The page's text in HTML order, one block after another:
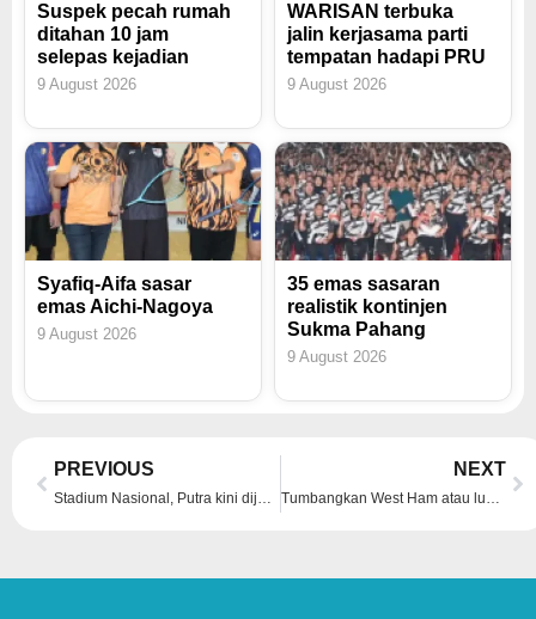
Suspek pecah rumah
ditahan 10 jam
selepas kejadian
9 August 2026
WARISAN terbuka
jalin kerjasama parti
tempatan hadapi PRU
9 August 2026
Syafiq-Aifa sasar
emas Aichi-Nagoya
9 August 2026
35 emas sasaran
realistik kontinjen
Sukma Pahang
9 August 2026
Prev
PREVIOUS
Stadium Nasional, Putra kini dijenamakan semula
NEXT
Tumbangkan West Ham atau lupakan kejuaraan EPL – Guardiola